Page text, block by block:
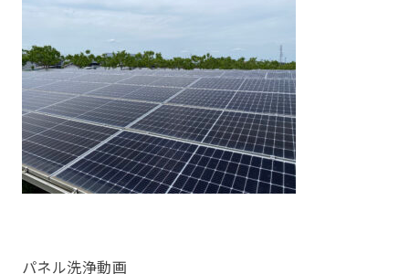
パネル洗浄動画